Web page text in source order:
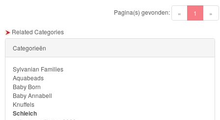
Forever
Friends
Disney
princess
« 1 (current)
»
Pagina(s) gevonden:
Related Categories
Categorieën
Sylvanian Families
Aquabeads
Baby Born
Baby Annabell
Knuffels
Schleich